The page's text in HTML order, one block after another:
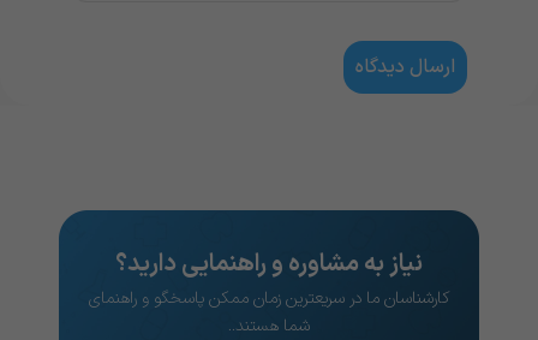
نیاز به مشاوره و راهنمایی دارید؟
کارشناسان ما در سریعترین زمان ممکن پاسخگو و راهنمای
شما هستند..